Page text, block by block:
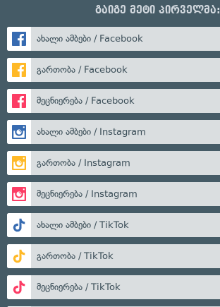
გაიგე მეტი პირველმა:
ახალი ამბები / Facebook
გართობა / Facebook
მეცნიერება / Facebook
ახალი ამბები / Instagram
გართობა / Instagram
მეცნიერება / Instagram
ახალი ამბები / TikTok
გართობა / TikTok
მეცნიერება / TikTok